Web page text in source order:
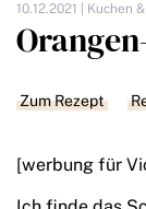
10.12.2021 | Kuchen &
Zum Rezept
[werbung für